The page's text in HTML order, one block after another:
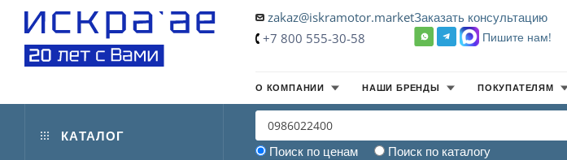
zakaz@iskramotor.market
+7 800 555-30-58
Заказать консультацию
Пишите нам!
О КОМПАНИИ НАШИ БРЕНДЫ ПОКУПАТЕЛЯМ
КАТАЛОГ
Поиск по ценам Поиск по каталогу